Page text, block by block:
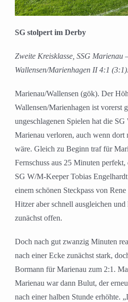
SG stolpert im Derby
Zweite Kreisklasse, SSG Marienau
Wallensen/Marienhagen II 4:1 (3:1).
Marienau/Wallensen (gök). Der
Wallensen/Marienhagen ist vorerst
ungeschlagenen Spielen hat die
Marienau verloren, auch wenn dort
wäre. Gleich zu Beginn traf für
Fernschuss aus 25 Minuten
SG W/M-Keeper Tobias
einem schönen Steckpass von
Hitzer aber schnell ausgleichen und
zunächst offen.
Doch nach gut zwanzig Minuten
nach einer Ecke zunächst stark,
Bormann für Marienau zum 2:1.
Marienau war dann Bulut, der
nach einer halben Stunde erhöhte.